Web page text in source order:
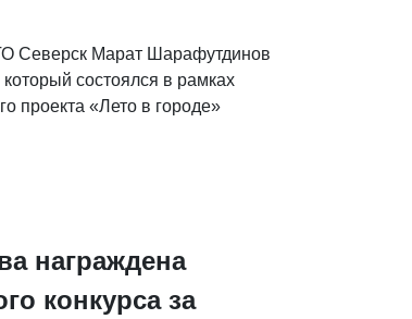
Северск Марат Шарафутдинов
состоялся в рамках
проекта «Лето в городе»
награждена
конкурса за